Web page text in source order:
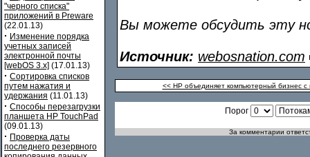
"черного списка"
приложений в Preware
(22.01.13)
· Изменение порядка
учетных записей
электронной почты
[webOS 3.x] (17.01.13)
· Сортировка списков
путем нажатия и
удержания (11.01.13)
· Способы перезагрузки
планшета HP TouchPad
(09.01.13)
· Проверка даты
последнего резервного
Вы можете обсудить эту
Источник: webosnation.com
<< HP объединяет компьютерный бизнес
Порог
За комментарии